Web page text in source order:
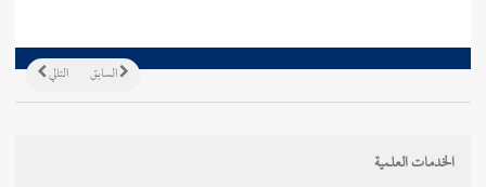
التالي السابق
الخدمات العلمية